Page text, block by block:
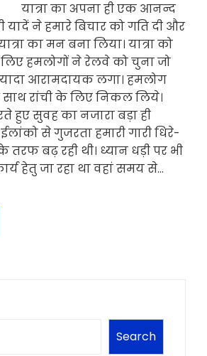
यात्रा का अपना ही एक आनन्द
यादें ने हमारे बिचार को गति दी और
का मन बना लिया। यात्रा को
हमलोगों ने रेलवे को चुना जो
आरामदायक लगा। हमलोग
रांची के लिए निकल लिये।
हुए सुवह का नजारा बड़ा ही
से गुजरता हमारी गारी धिरे-
बढ़ रही थी। ध्यान धड़ी पर भी
हेतु जा रहा था वहां समय से…
Search